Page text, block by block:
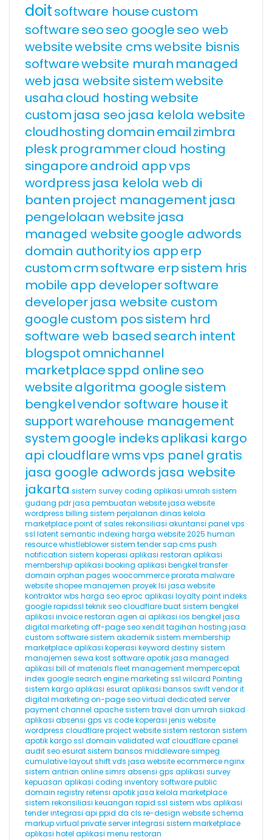
doitsoftware housecustom
softwareseoseo googleseo web
websitewebsite cmswebsite bisnis
softwarewebsite murah managed
web jasa websitesistemwebsite
usaha cloud hostingwebsite
custom jasa seo jasa kelola website
cloudhosting domainemailzimbra
pleskprogrammercloud hosting
singaporeandroid appvps
wordpress jasa kelola web di
banten project management jasa
pengelolaan website jasa
managed websitegoogle adwords
domain authorityios apperp
customcrmsoftware erpsistem hris
mobile app developersoftware
developerjasa website custom
googlecustom possistem hrd
software web based search intent
blogspotomnichannel
marketplacesppd onlineseo
websitealgoritma googlesistem
bengkelvendor software houseit
supportwarehouse management
systemgoogle indeksaplikasi kargo
api cloudflarewmsvps panel gratis
jasa google adwords jasa website
jakarta sistem surveycoding aplikasi umrah sistem
gudang pdrjasa pembuatan websitejasa website
wordpress billing sistem perjalanan dinas kelola
marketplacepoint of sales rekonsiliasi akuntansi panel vps
ssl latent semantic indexing harga website 2025 human
resourcewhistleblowersistem tendersapcms push
notification sistem koperasi aplikasi restoran aplikasi
membershipaplikasi booking aplikasi bengkel transfer
domain orphan pages woocommerceprorata malware
websiteshopeemanajemen proyeklsi jasa website
kontraktorwbs harga seoeproc aplikasi loyalty pointindeks
googlerapidssl teknik seocloudflarebuat sistem bengkel
aplikasi invoicerestoran agen ai aplikasi ios bengkel jasa
digital marketing off-page seoxendittagihan hosting jasa
custom softwaresistem akademiksistem membership
marketplaceaplikasi koperasi keyword destinysistem
manajemen sewa kostsoftware apotikjasa managed
aplikasi bill of materials fleet managementmempercepat
index googlesearch engine marketing ssl wilcard Pointing
sistem kargoaplikasi esurataplikasi bansos swiftvendor it
digital marketing on-page seovirtual dedicated server
payment channel apachesistem travel dan umrah siakad
aplikasi absensi gps vs codekoperasi jenis website
wordpress cloudflareproject websitesistem restoran sistem
apotikkargossl domain validated waf cloudflarecpanel
audit seoesuratsistem bansos middlewaresimpeg
cumulative layout shiftvds jasa website ecommercenginx
sistem antrian onlinesimrs absensi gps aplikasi survey
kepuasan aplikasi coding inventory softwarepublic
domain registryretensi apotikjasa kelola marketplace
sistem rekonsiliasi keuangan rapid ssl sistem wbs aplikasi
tenderintegrasi api ppid da cls re-design websiteschema
markupvirtual private serverintegrasi sistem marketplace
aplikasi hotel aplikasi menu restoran